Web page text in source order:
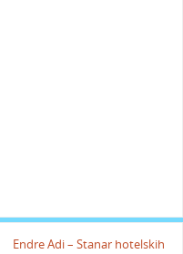
Endre Adi – Stanar hotelskih